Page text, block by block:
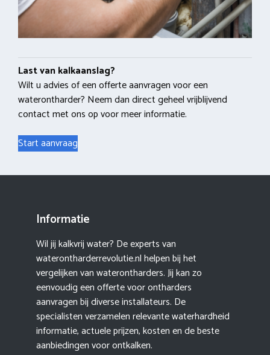
Last van kalkaanslag?
Wilt u advies of een offerte aanvragen voor een
waterontharder? Neem dan direct geheel vrijblijvend
contact met ons op voor meer informatie.
Start aanvraag
Informatie
Wil jij kalkvrij water? De experts van
waterontharderrevolutie.nl helpen bij het
vergelijken van waterontharders. Jij kan zo
eenvoudig een offerte voor ontharders
aanvragen bij diverse installateurs. De
specialisten verzamelen relevante waterhardheid
informatie, actuele prijzen, kosten en de beste
aanbiedingen voor ontkalken.